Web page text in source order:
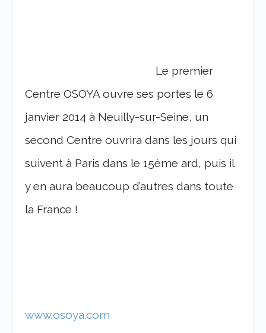
Le premier
Centre OSOYA ouvre ses portes le 6
janvier 2014 à Neuilly-sur-Seine, un
second Centre ouvrira dans les jours qui
suivent à Paris dans le 15ème ard, puis il
y en aura beaucoup d’autres dans toute
la France !
www.osoya.com